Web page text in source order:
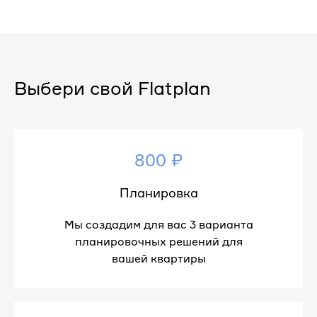
Выбери свой Flatplan
800 ₽
Планировка
Мы создадим для вас 3 варианта
планировочных решений для
вашей квартиры